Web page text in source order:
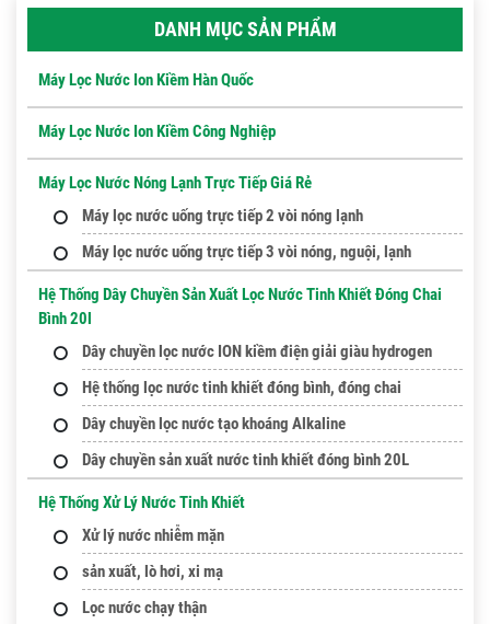
DANH MỤC SẢN PHẨM
Máy Lọc Nước Ion Kiềm Hàn Quốc
Máy Lọc Nước Ion Kiềm Công Nghiệp
Máy Lọc Nước Nóng Lạnh Trực Tiếp Giá Rẻ
Máy lọc nước uống trực tiếp 2 vòi nóng lạnh
Máy lọc nước uống trực tiếp 3 vòi nóng, nguội, lạnh
Hệ Thống Dây Chuyền Sản Xuất Lọc Nước Tinh Khiết Đóng Chai
Bình 20l
Dây chuyền lọc nước ION kiềm điện giải giàu hydrogen
Hệ thống lọc nước tinh khiết đóng bình, đóng chai
Dây chuyền lọc nước tạo khoáng Alkaline
Dây chuyền sản xuất nước tinh khiết đóng bình 20L
Hệ Thống Xử Lý Nước Tinh Khiết
Xử lý nước nhiễm mặn
sản xuất, lò hơi, xi mạ
Lọc nước chạy thận